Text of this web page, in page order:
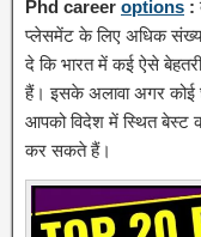
Phd career options :
प्लेसमेंट के लिए अधिक
दे कि भारत में कई ऐसे
हैं। इसके अलावा अगर कोई
आपको विदेश में स्थित बेस्ट
कर सकते हैं।